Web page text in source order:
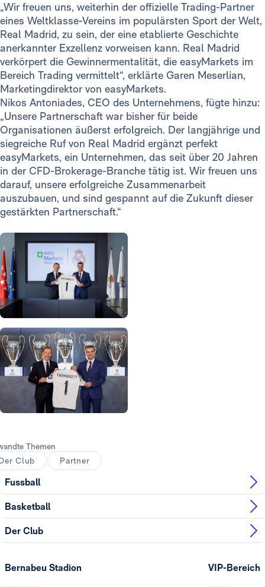
„Wir freuen uns, weiterhin der offizielle Trading-Partner
eines Weltklasse-Vereins im populärsten Sport der Welt,
Real Madrid, zu sein, der eine etablierte Geschichte
anerkannter Exzellenz vorweisen kann. Real Madrid
verkörpert die Gewinnermentalität, die easyMarkets im
Bereich Trading vermittelt“, erklärte Garen Meserlian,
Marketingdirektor von easyMarkets.
Nikos Antoniades, CEO des Unternehmens, fügte hinzu:
„Unsere Partnerschaft war bisher für beide
Organisationen äußerst erfolgreich. Der langjährige und
siegreiche Ruf von Real Madrid ergänzt perfekt
easyMarkets, ein Unternehmen, das seit über 20 Jahren
in der CFD-Brokerage-Branche tätig ist. Wir freuen uns
darauf, unsere erfolgreiche Zusammenarbeit
auszubauen, und sind gespannt auf die Zukunft dieser
gestärkten Partnerschaft.“
Themen
Club
Partner
Fussball
Basketball
Der Club
Bernabeu Stadion VIP-Bereich